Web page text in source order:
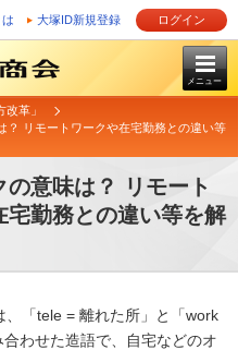
大塚ID新規登録 ログイン
メニュー
革」
？ リモートワークや在宅勤務との違い等
の意味は？ リモート
宅勤務との違い等を解
、「tele = 離れた所」と「work
わせた造語で、自宅などのオ